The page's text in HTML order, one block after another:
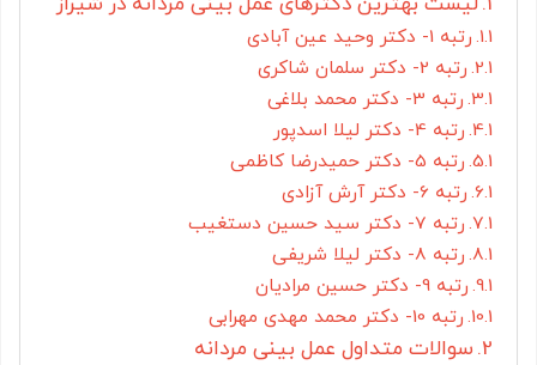
رتبه 1- دکتر وحید عین آبادی
رتبه 2- دکتر سلمان شاکری
رتبه 3- دکتر محمد بلاغی
رتبه 4- دکتر لیلا اسدپور
رتبه 5- دکتر حمیدرضا کاظمی
رتبه 6- دکتر آرش آزادی
رتبه 7- دکتر سید حسین دستغیب
رتبه 8- دکتر لیلا شریفی
رتبه 9- دکتر حسین مرادیان
رتبه 10- دکتر محمد مهدی مهرابی
سوالات متداول عمل بینی مردانه